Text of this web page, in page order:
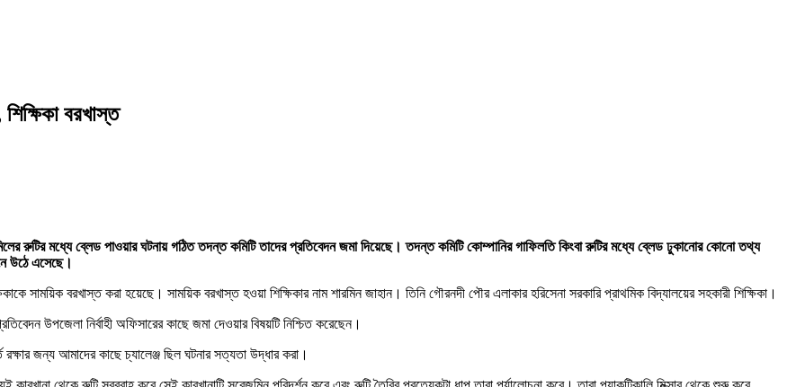
বরখাস্ত
রুটির মধ্যে ব্লেড পাওয়ার ঘটনায় গঠিত তদন্ত কমিটি তাদের প্রতিবেদন জমা দিয়েছে। তদন্ত কমিটি কোম্পানির গাফিলতি কিংবা রুটির মধ্যে ব্লেড ঢুকানোর কোনো তথ্য
উঠে এসেছে।
বরখাস্ত করা হয়েছে। সাময়িক বরখাস্ত হওয়া শিক্ষিকার নাম শারমিন জাহান। তিনি গৌরনদী পৌর এলাকার হরিসেনা সরকারি প্রাথমিক বিদ্যালয়ের সহকারী শিক্ষিকা।
উপজেলা নির্বাহী অফিসারের কাছে জমা দেওয়ার বিষয়টি নিশ্চিত করেছেন।
জন্য আমাদের কাছে চ্যালেঞ্জ ছিল ঘটনার সত্যতা উদ্ধার করা।